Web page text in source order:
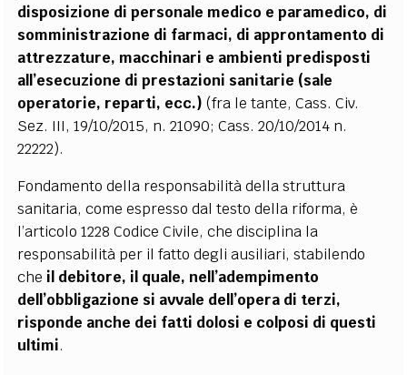
disposizione di personale medico e paramedico, di
somministrazione di farmaci, di approntamento di
attrezzature, macchinari e ambienti predisposti
all’esecuzione di prestazioni sanitarie (sale
operatorie, reparti, ecc.) (fra le tante, Cass. Civ.
Sez. III, 19/10/2015, n. 21090; Cass. 20/10/2014 n.
22222).
Fondamento della responsabilità della struttura
sanitaria, come espresso dal testo della riforma, è
l’articolo 1228 Codice Civile, che disciplina la
responsabilità per il fatto degli ausiliari, stabilendo
che il debitore, il quale, nell’adempimento
dell’obbligazione si avvale dell’opera di terzi,
risponde anche dei fatti dolosi e colposi di questi
ultimi.